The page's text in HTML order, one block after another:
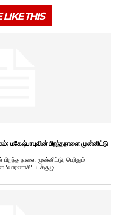
LIKE THIS
மகேஷ்பாபுவின் பிறந்தநாளை முன்னிட்டு
பிறந்த நாளை முன்னிட்டு, பெரிதும்
'வாரணாசி' படக்குழு...